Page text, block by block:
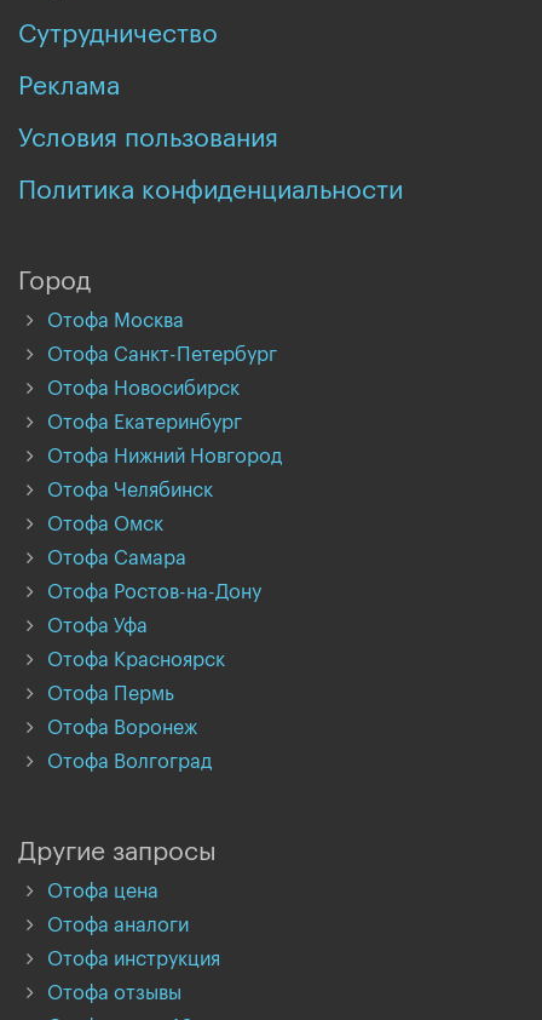
Сутрудничество
Реклама
Условия пользования
Политика конфиденциальности
Город
Отофа Москва
Отофа Санкт-Петербург
Отофа Новосибирск
Отофа Екатеринбург
Отофа Нижний Новгород
Отофа Челябинск
Отофа Омск
Отофа Самара
Отофа Ростов-на-Дону
Отофа Уфа
Отофа Красноярск
Отофа Пермь
Отофа Воронеж
Отофа Волгоград
Другие запросы
Отофа цена
Отофа аналоги
Отофа инструкция
Отофа отзывы